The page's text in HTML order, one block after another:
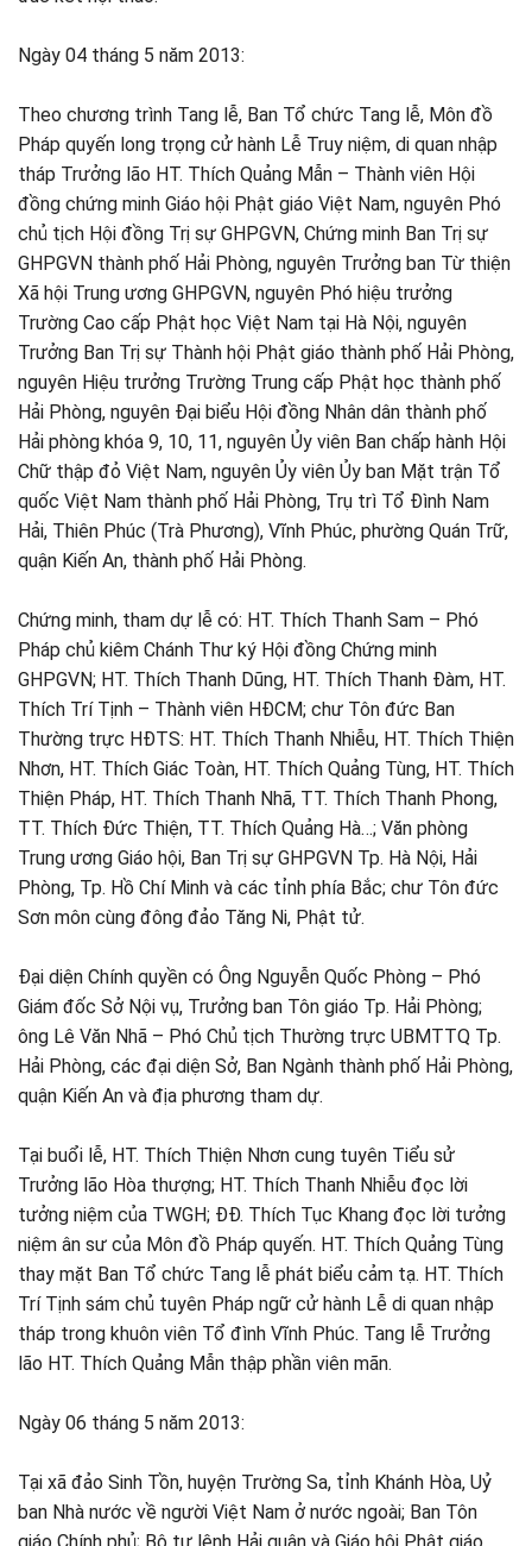
Ngày 04 tháng 5 năm 2013:
Theo chương trình Tang lễ, Ban Tổ chức Tang lễ, Môn đồ
Pháp quyến long trọng cử hành Lễ Truy niệm, di quan nhập
tháp Trưởng lão HT. Thích Quảng Mẫn – Thành viên Hội
đồng chứng minh Giáo hội Phật giáo Việt Nam, nguyên Phó
chủ tịch Hội đồng Trị sự GHPGVN, Chứng minh Ban Trị sự
GHPGVN thành phố Hải Phòng, nguyên Trưởng ban Từ thiện
Xã hội Trung ương GHPGVN, nguyên Phó hiệu trưởng
Trường Cao cấp Phật học Việt Nam tại Hà Nội, nguyên
Trưởng Ban Trị sự Thành hội Phật giáo thành phố Hải Phòng,
nguyên Hiệu trưởng Trường Trung cấp Phật học thành phố
Hải Phòng, nguyên Đại biểu Hội đồng Nhân dân thành phố
Hải phòng khóa 9, 10, 11, nguyên Ủy viên Ban chấp hành Hội
Chữ thập đỏ Việt Nam, nguyên Ủy viên Ủy ban Mặt trận Tổ
quốc Việt Nam thành phố Hải Phòng, Trụ trì Tổ Đình Nam
Hải, Thiên Phúc (Trà Phương), Vĩnh Phúc, phường Quán Trữ,
quận Kiến An, thành phố Hải Phòng.
Chứng minh, tham dự lễ có: HT. Thích Thanh Sam – Phó
Pháp chủ kiêm Chánh Thư ký Hội đồng Chứng minh
GHPGVN; HT. Thích Thanh Dũng, HT. Thích Thanh Đàm, HT.
Thích Trí Tịnh – Thành viên HĐCM; chư Tôn đức Ban
Thường trực HĐTS: HT. Thích Thanh Nhiễu, HT. Thích Thiện
Nhơn, HT. Thích Giác Toàn, HT. Thích Quảng Tùng, HT. Thích
Thiện Pháp, HT. Thích Thanh Nhã, TT. Thích Thanh Phong,
TT. Thích Đức Thiện, TT. Thích Quảng Hà…; Văn phòng
Trung ương Giáo hội, Ban Trị sự GHPGVN Tp. Hà Nội, Hải
Phòng, Tp. Hồ Chí Minh và các tỉnh phía Bắc; chư Tôn đức
Sơn môn cùng đông đảo Tăng Ni, Phật tử.
Đại diện Chính quyền có Ông Nguyễn Quốc Phòng – Phó
Giám đốc Sở Nội vụ, Trưởng ban Tôn giáo Tp. Hải Phòng;
ông Lê Văn Nhã – Phó Chủ tịch Thường trực UBMTTQ Tp.
Hải Phòng, các đại diện Sở, Ban Ngành thành phố Hải Phòng,
quận Kiến An và địa phương tham dự.
Tại buổi lễ, HT. Thích Thiện Nhơn cung tuyên Tiểu sử
Trưởng lão Hòa thượng; HT. Thích Thanh Nhiễu đọc lời
tưởng niệm của TWGH; ĐĐ. Thích Tục Khang đọc lời tưởng
niệm ân sư của Môn đồ Pháp quyến. HT. Thích Quảng Tùng
thay mặt Ban Tổ chức Tang lễ phát biểu cảm tạ. HT. Thích
Trí Tịnh sám chủ tuyên Pháp ngữ cử hành Lễ di quan nhập
tháp trong khuôn viên Tổ đình Vĩnh Phúc. Tang lễ Trưởng
lão HT. Thích Quảng Mẫn thập phần viên mãn.
Ngày 06 tháng 5 năm 2013:
Tại xã đảo Sinh Tồn, huyện Trường Sa, tỉnh Khánh Hòa, Uỷ
ban Nhà nước về người Việt Nam ở nước ngoài; Ban Tôn